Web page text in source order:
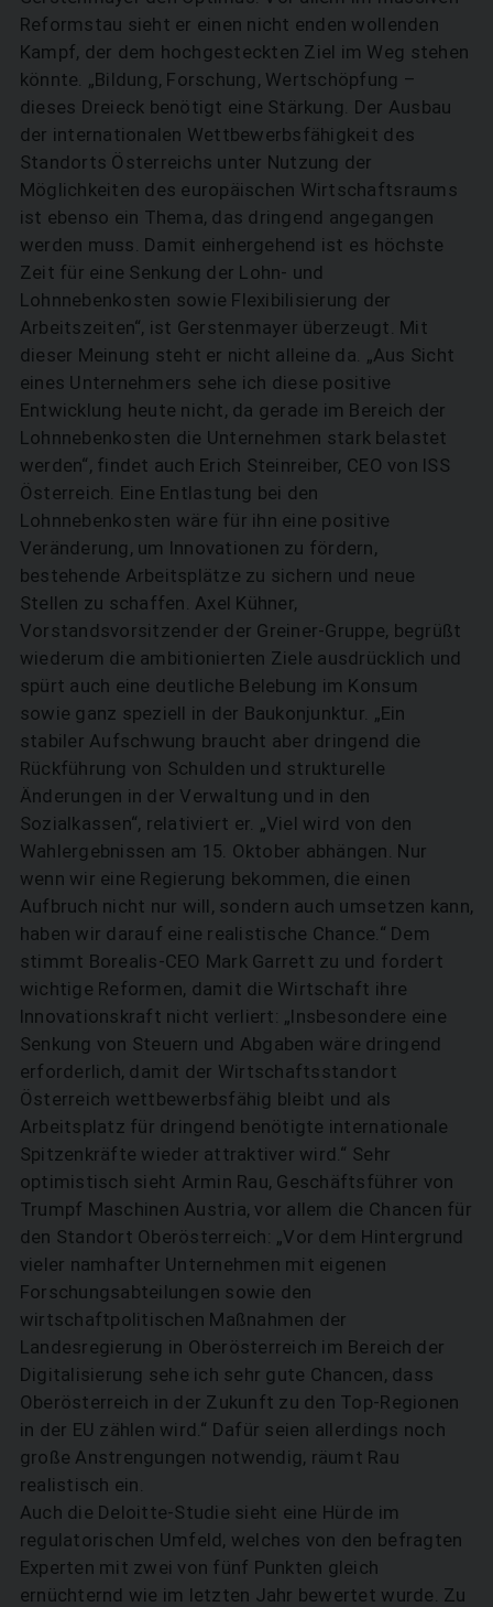
Reformstau sieht er einen nicht enden wollenden
Kampf, der dem hochgesteckten Ziel im Weg stehen
könnte. „Bildung, Forschung, Wertschöpfung –
dieses Dreieck benötigt eine Stärkung. Der Ausbau
der internationalen Wettbewerbsfähigkeit des
Standorts Österreichs unter Nutzung der
Möglichkeiten des europäischen Wirtschaftsraums
ist ebenso ein Thema, das dringend angegangen
werden muss. Damit einhergehend ist es höchste
Zeit für eine Senkung der Lohn- und
Lohnnebenkosten sowie Flexibilisierung der
Arbeitszeiten“, ist Gerstenmayer überzeugt. Mit
dieser Meinung steht er nicht alleine da. „Aus Sicht
eines Unternehmers sehe ich diese positive
Entwicklung heute nicht, da gerade im Bereich der
Lohnnebenkosten die Unternehmen stark belastet
werden“, findet auch Erich Steinreiber, CEO von ISS
Österreich. Eine Entlastung bei den
Lohnnebenkosten wäre für ihn eine positive
Veränderung, um Innovationen zu fördern,
bestehende Arbeitsplätze zu sichern und neue
Stellen zu schaffen. Axel Kühner,
Vorstandsvorsitzender der Greiner-Gruppe, begrüßt
wiederum die ambitionierten Ziele ausdrücklich und
spürt auch eine deutliche Belebung im Konsum
sowie ganz speziell in der Baukonjunktur. „Ein
stabiler Aufschwung braucht aber dringend die
Rückführung von Schulden und strukturelle
Änderungen in der Verwaltung und in den
Sozialkassen“, relativiert er. „Viel wird von den
Wahlergebnissen am 15. Oktober abhängen. Nur
wenn wir eine Regierung bekommen, die einen
Aufbruch nicht nur will, sondern auch umsetzen kann,
haben wir darauf eine realistische Chance.“ Dem
stimmt Borealis-CEO Mark Garrett zu und fordert
wichtige Reformen, damit die Wirtschaft ihre
Innovationskraft nicht verliert: „Insbesondere eine
Senkung von Steuern und Abgaben wäre dringend
erforderlich, damit der Wirtschaftsstandort
Österreich wettbewerbsfähig bleibt und als
Arbeitsplatz für dringend benötigte internationale
Spitzenkräfte wieder attraktiver wird.“ Sehr
optimistisch sieht Armin Rau, Geschäftsführer von
Trumpf Maschinen Austria, vor allem die Chancen für
den Standort Oberösterreich: „Vor dem Hintergrund
vieler namhafter Unternehmen mit eigenen
Forschungsabteilungen sowie den
wirtschaftpolitischen Maßnahmen der
Landesregierung in Oberösterreich im Bereich der
Digitalisierung sehe ich sehr gute Chancen, dass
Oberösterreich in der Zukunft zu den Top-Regionen
in der EU zählen wird.“ Dafür seien allerdings noch
große Anstrengungen notwendig, räumt Rau
realistisch ein.
Auch die Deloitte-Studie sieht eine Hürde im
regulatorischen Umfeld, welches von den befragten
Experten mit zwei von fünf Punkten gleich
ernüchternd wie im letzten Jahr bewertet wurde. Zu